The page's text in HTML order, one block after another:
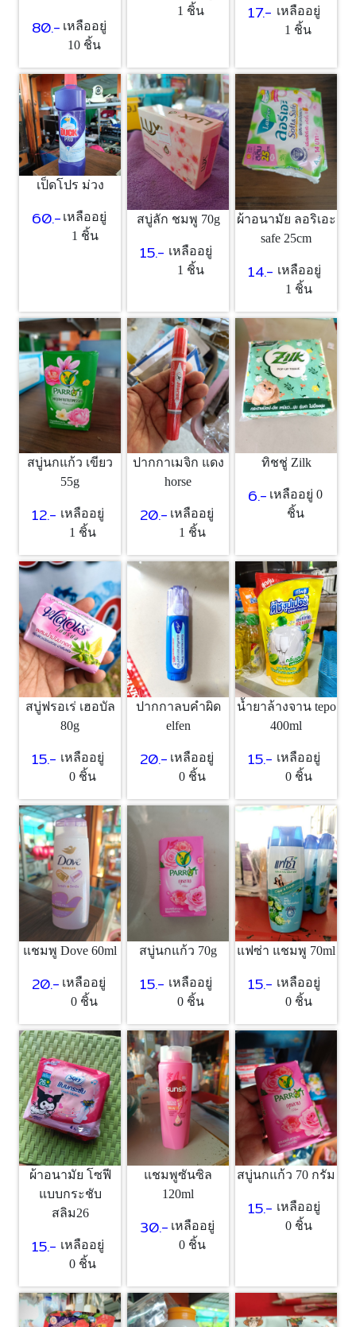
80.- เหลืออยู่
10 ชิ้น
1 ชิ้น
17.- เหลืออยู่
1 ชิ้น
เป็ดโปร ม่วง
60.- เหลืออยู่
1 ชิ้น
สบู่ลัก ชมพู 70g
15.- เหลืออยู่
1 ชิ้น
ผ้าอนามัย ลอริเอะ
safe 25cm
14.- เหลืออยู่
1 ชิ้น
สบู่นกแก้ว เขียว
55g
12.- เหลืออยู่
1 ชิ้น
ปากกาเมจิก แดง
horse
20.- เหลืออยู่
1 ชิ้น
ทิชชู่ Zilk
6.- เหลืออยู่ 0
ชิ้น
สบู่ฟรอเร่ เฮอบัล
80g
15.- เหลืออยู่
0 ชิ้น
ปากกาลบคำผิด
elfen
20.- เหลืออยู่
0 ชิ้น
น้ำยาล้างจาน tepo
400ml
15.- เหลืออยู่
0 ชิ้น
แชมพู Dove 60ml
20.- เหลืออยู่
0 ชิ้น
สบู่นกแก้ว 70g
15.- เหลืออยู่
0 ชิ้น
แฟซ่า แชมพู 70ml
15.- เหลืออยู่
0 ชิ้น
ผ้าอนามัย โซฟี
แบบกระชับ
สลิม26
15.- เหลืออยู่
0 ชิ้น
แชมพูซันซิล
120ml
30.- เหลืออยู่
0 ชิ้น
สบู่นกแก้ว 70 กรัม
15.- เหลืออยู่
0 ชิ้น